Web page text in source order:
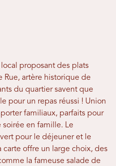
proposant des plats
Rue, artère historique de
du quartier savent que
pour un repas réussi ! Union
familiaux, parfaits pour
soirée en famille. Le
pour le déjeuner et le
offre un large choix, des
la fameuse salade de